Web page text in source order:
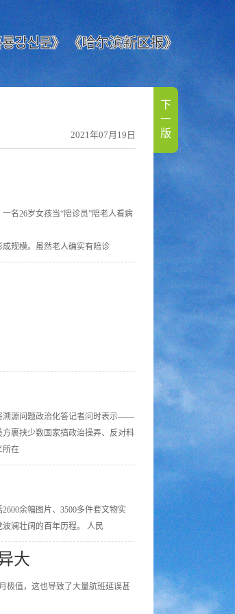
강신문》 《哈尔滨新区报》
2021年07月19日
名26岁女孩当“陪诊员”陪老人看病
规模。虽然老人确实有陪诊
溯源问题政治化答记者问时表示——
裹挟少数国家搞政治操弄、反对科
所在
余幅图片、3500多件套文物实
澜壮阔的百年历程。 人民
大
极值，这也导致了大量航班延误甚
下
一
版